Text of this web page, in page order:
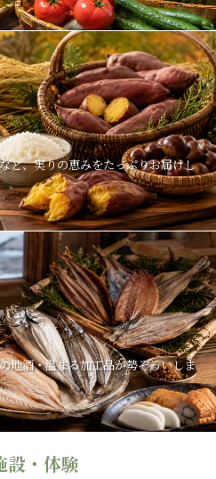
ど、実りの恵みをたっぷりお届けし
地酒・温まる加工品が勢ぞろいしま
設・体験